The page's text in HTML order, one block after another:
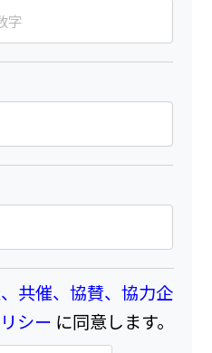
共催、協賛、協力企
シー に同意します。